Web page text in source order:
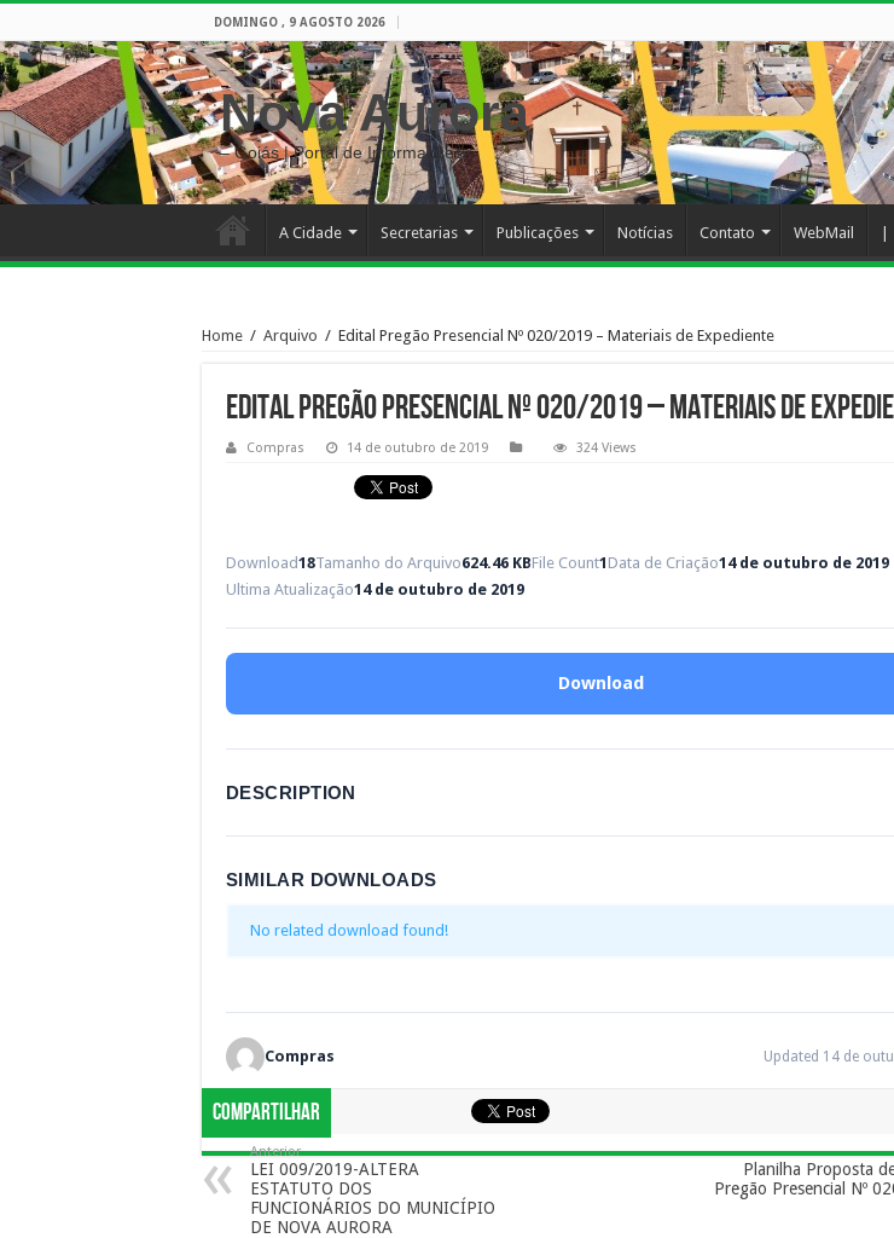
DOMINGO , 9 AGOSTO 2026
Nova Aurora
– Goiás | Portal de Informações
A Cidade Secretarias Publicações Notícias Contato WebMail
Home / Arquivo / Edital Pregão Presencial Nº 020/2019 – Materiais de Expediente
Edital Pregão Presencial Nº 020/2019 – Materiais de
Compras 14 de outubro de 2019 324 Views
Download18Tamanho do Arquivo624.46 KBFile Count1 Data de Criação14 de outubro de 2019
Ultima Atualização14 de outubro de 2019
Download
DESCRIPTION
SIMILAR DOWNLOADS
No related download found!
Compras Updated 14 de
Compartilhar
Anterior
LEI 009/2019-ALTERA
ESTATUTO DOS
FUNCIONÁRIOS DO MUNICÍPIO
DE NOVA AURORA
Planilha Proposta
Pregão Presencial Nº